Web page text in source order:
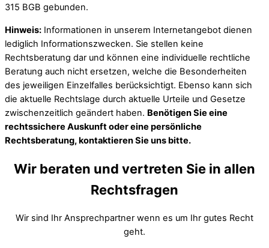
315 BGB gebunden.
Hinweis: Informationen in unserem Internetangebot dienen
lediglich Informationszwecken. Sie stellen keine
Rechtsberatung dar und können eine individuelle rechtliche
Beratung auch nicht ersetzen, welche die Besonderheiten
des jeweiligen Einzelfalles berücksichtigt. Ebenso kann sich
die aktuelle Rechtslage durch aktuelle Urteile und Gesetze
zwischenzeitlich geändert haben. Benötigen Sie eine
rechtssichere Auskunft oder eine persönliche
Rechtsberatung, kontaktieren Sie uns bitte.
Wir beraten und vertreten Sie in allen
Rechtsfragen
Wir sind Ihr Ansprechpartner wenn es um Ihr gutes Recht
geht.